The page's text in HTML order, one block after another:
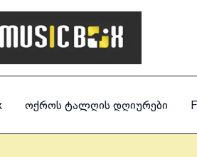
ოქროს ტალღის დღიურები